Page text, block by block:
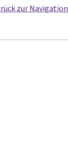
zur Navigation